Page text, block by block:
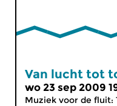
Van lucht tot
wo 23 sep 2009
Muziek voor de fluit: